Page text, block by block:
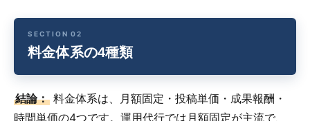
料金体系の4種類
結論： 料金体系は、月額固定・投稿単価・成果報酬・
時間単価の4つです。運用代行では月額固定が主流で、